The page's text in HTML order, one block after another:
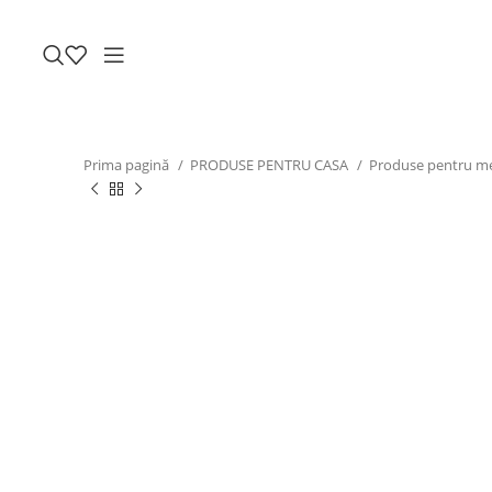
Prima pagină PRODUSE PENTRU CASA Produse pentru